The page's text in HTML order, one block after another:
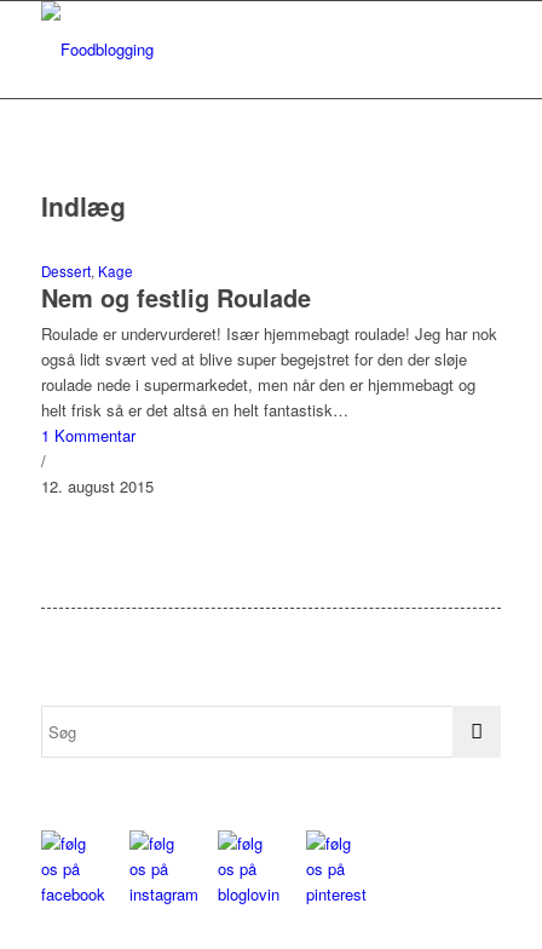
Indlæg
Dessert, Kage
Nem og festlig Roulade
Roulade er undervurderet! Især hjemmebagt roulade! Jeg har nok
også lidt svært ved at blive super begejstret for den der sløje
roulade nede i supermarkedet, men når den er hjemmebagt og
helt frisk så er det altså en helt fantastisk…
1 Kommentar
/
12. august 2015